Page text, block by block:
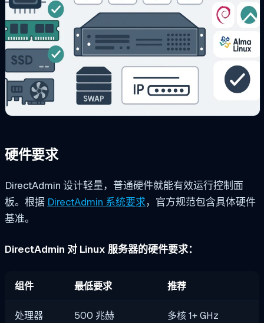
硬件要求
DirectAdmin 设计轻量，普通硬件就能有效运行控制面
板。根据 DirectAdmin 系统要求，官方规范包含具体硬件
基准。
DirectAdmin 对 Linux 服务器的硬件要求：
组件 最低要求 推荐
处理器 500 兆赫 多核 1+ GHz